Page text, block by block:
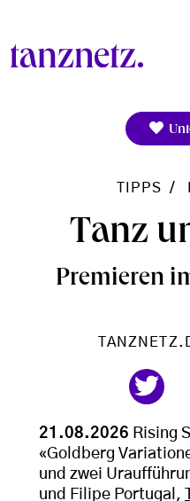
TIPPS
Tanz
Premieren
21.08.2026 Rising
«Goldberg
und zwei
und Filipe Portugal,